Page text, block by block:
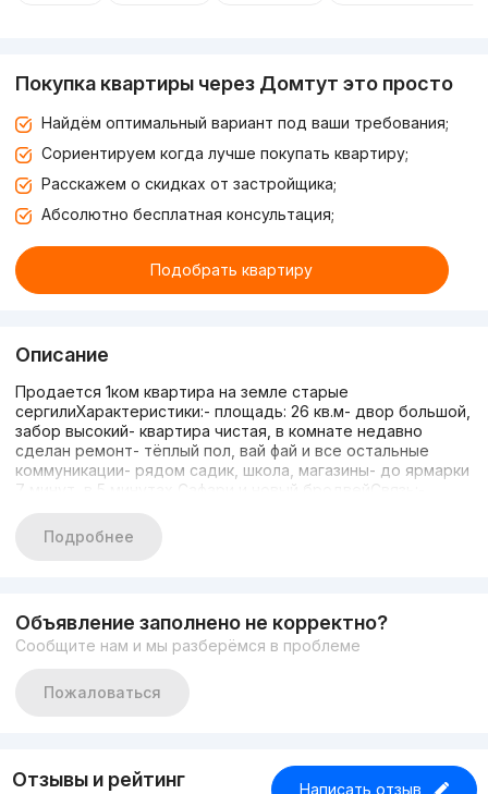
Покупка квартиры через Домтут это просто
Найдём оптимальный вариант под ваши требования;
Сориентируем когда лучше покупать квартиру;
Расскажем о скидках от застройщика;
Абсолютно бесплатная консультация;
Подобрать квартиру
Описание
Продается 1ком квартира на земле старые
сергилиХарактеристики:- площадь: 26 кв.м- двор большой,
забор высокий- квартира чистая, в комнате недавно
сделан ремонт- тёплый пол, вай фай и все остальные
коммуникации- рядом садик, школа, магазины- до ярмарки
7 минут, в 5 минутах Сафари и новый бродвейСвязь:-
отвечать на звонкиЦена: 30.000$
Подробнее
Объявление заполнено не корректно?
Сообщите нам и мы разберёмся в проблеме
Пожаловаться
Отзывы и рейтинг Написать отзыв